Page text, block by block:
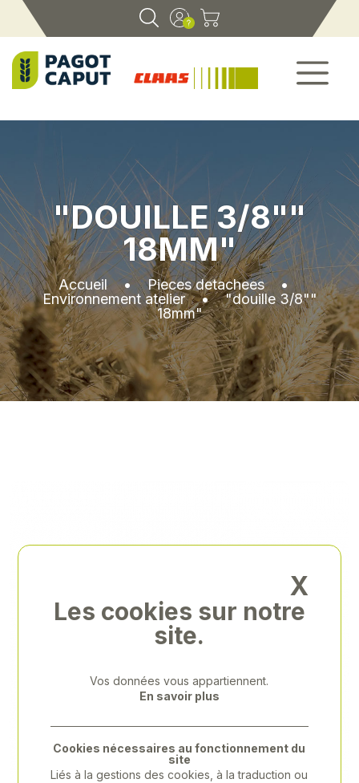
"DOUILLE 3/8""
18MM"
Accueil•Pieces detachees•
Environnement atelier•"douille 3/8""
18mm"
X
Les cookies sur notre
site.
Vos données vous appartiennent.
En savoir plus
Cookies nécessaires au fonctionnement du
site
Liés à la gestions des cookies, à la traduction ou